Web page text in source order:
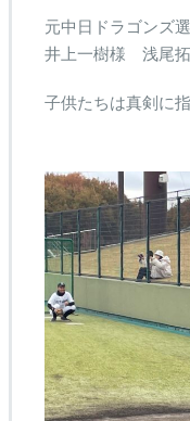
元中日ドラゴンズ
井上一樹様 浅尾
子供たちは真剣に